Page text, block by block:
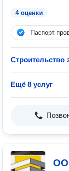
4 оценки
Паспорт
Строительство
Ещё 8 услуг